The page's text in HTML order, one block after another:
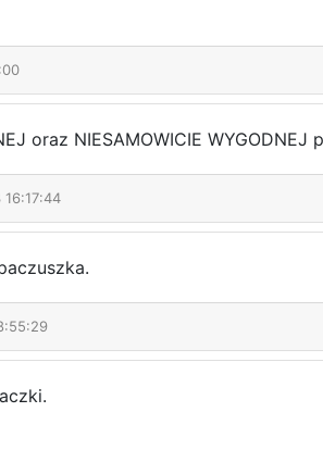
oraz NIESAMOWICIE WYGODNEJ
16:17:44